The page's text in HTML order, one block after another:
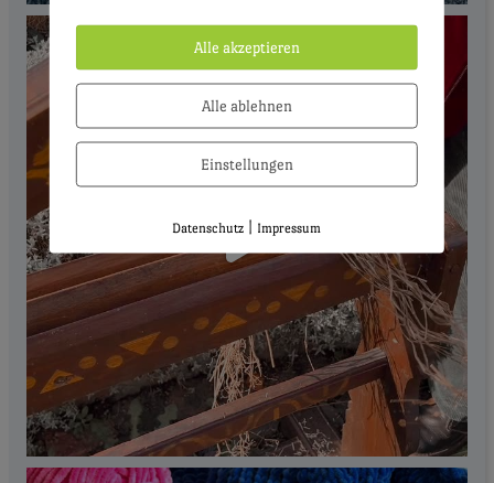
Alle akzeptieren
Alle ablehnen
Einstellungen
Datenschutz | Impressum